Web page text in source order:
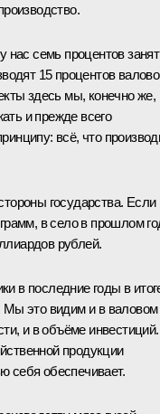
нас семь процентов
15 процентов
здесь мы, конечно же,
и прежде всего
всё, что
государства. Если
в село в прошлом
рублей.
в последние годы в
Мы это видим и в валовом
и в объёме инвестиций.
продукции
себя обеспечивает.